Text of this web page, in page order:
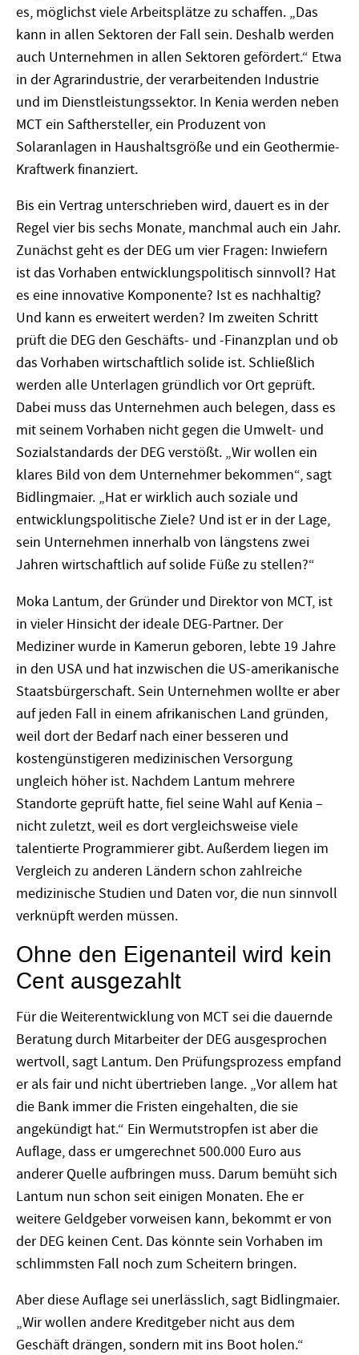
es, möglichst viele Arbeitsplätze zu schaffen. „Das
kann in allen Sektoren der Fall sein. Deshalb werden
auch Unternehmen in allen Sektoren gefördert.“ Etwa
in der Agrarindustrie, der verarbeitenden Industrie
und im Dienstleistungssektor. In Kenia werden neben
MCT ein Safthersteller, ein Produzent von
Solaranlagen in Haushaltsgröße und ein Geothermie-
Kraftwerk finanziert.
Bis ein Vertrag unterschrieben wird, dauert es in der
Regel vier bis sechs Monate, manchmal auch ein Jahr.
Zunächst geht es der DEG um vier Fragen: Inwiefern
ist das Vorhaben entwicklungspolitisch sinnvoll? Hat
es eine innovative Komponente? Ist es nachhaltig?
Und kann es erweitert werden? Im zweiten Schritt
prüft die DEG den Geschäfts- und -Finanzplan und ob
das Vorhaben wirtschaftlich solide ist. Schließlich
werden alle Unterlagen gründlich vor Ort geprüft.
Dabei muss das Unternehmen auch belegen, dass es
mit seinem Vorhaben nicht gegen die Umwelt- und
Sozialstandards der DEG verstößt. „Wir wollen ein
klares Bild von dem Unternehmer bekommen“, sagt
Bidlingmaier. „Hat er wirklich auch soziale und
entwicklungspolitische Ziele? Und ist er in der Lage,
sein Unternehmen innerhalb von längstens zwei
Jahren wirtschaftlich auf solide Füße zu stellen?“
Moka Lantum, der Gründer und Direktor von MCT, ist
in vieler Hinsicht der ideale DEG-Partner. Der
Mediziner wurde in Kamerun geboren, lebte 19 Jahre
in den USA und hat inzwischen die US-amerikanische
Staatsbürgerschaft. Sein Unternehmen wollte er aber
auf jeden Fall in einem afrikanischen Land gründen,
weil dort der Bedarf nach einer besseren und
kostengünstigeren medizinischen Versorgung
ungleich höher ist. Nachdem Lantum mehrere
Standorte geprüft hatte, fiel seine Wahl auf Kenia –
nicht zuletzt, weil es dort vergleichsweise viele
talentierte Programmierer gibt. Außerdem liegen im
Vergleich zu anderen Ländern schon zahlreiche
medizinische Studien und Daten vor, die nun sinnvoll
verknüpft werden müssen.
Ohne den Eigenanteil wird kein
Cent ausgezahlt
Für die Weiterentwicklung von MCT sei die dauernde
Beratung durch Mitarbeiter der DEG ausgesprochen
wertvoll, sagt Lantum. Den Prüfungsprozess empfand
er als fair und nicht übertrieben lange. „Vor allem hat
die Bank immer die Fristen eingehalten, die sie
angekündigt hat.“ Ein Wermutstropfen ist aber die
Auflage, dass er umgerechnet 500.000 Euro aus
anderer Quelle aufbringen muss. Darum bemüht sich
Lantum nun schon seit einigen Monaten. Ehe er
weitere Geldgeber vorweisen kann, bekommt er von
der DEG keinen Cent. Das könnte sein Vorhaben im
schlimmsten Fall noch zum Scheitern bringen.
Aber diese Auflage sei unerlässlich, sagt Bidlingmaier.
„Wir wollen andere Kreditgeber nicht aus dem
Geschäft drängen, sondern mit ins Boot holen.“